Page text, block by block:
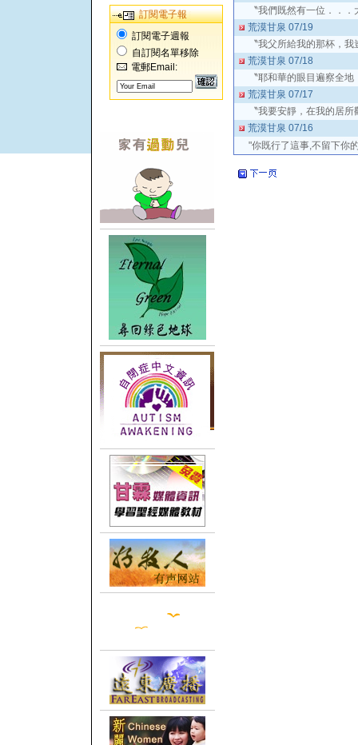
訂閱電子報
訂閱電子週報
自訂閱名單移除
電郵Email:
〝我們既然有一位．．
荒漠甘泉 07/19
〝我父所給我的那杯，
荒漠甘泉 07/18
〝耶和華的眼目遍察全
荒漠甘泉 07/17
〝我要安靜，在我的居
荒漠甘泉 07/16
"你既行了這事,不留下你